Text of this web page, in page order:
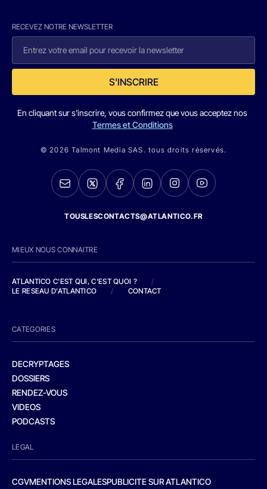
RECEVEZ NOTRE NEWSLETTER
S'INSCRIRE
En cliquant sur s'inscrire, vous confirmez que vous acceptez nos
Termes et Conditions
© 2026 Talmont Media SAS. tous droits réservés.
TOUSLESCONTACTS@ATLANTICO.FR
MIEUX NOUS CONNAITRE
ATLANTICO C'EST QUI, C'EST QUOI ?
/
LE RESEAU D'ATLANTICO
/ CONTACT
CATEGORIES
DECRYPTAGES
DOSSIERS
RENDEZ-VOUS
VIDEOS
PODCASTS
LEGAL
CGVMENTIONS LEGALESPUBLICITE SUR ATLANTICO